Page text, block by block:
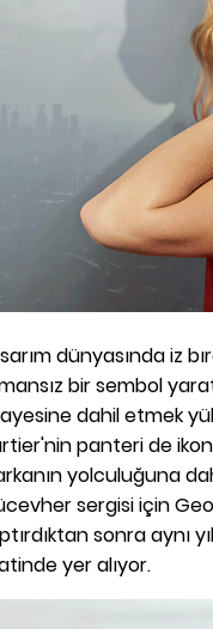
dünyasında iz
bir sembol
dahil etmek
panteri de
yolculuğuna
sergisi için
sonra aynı
yer alıyor.